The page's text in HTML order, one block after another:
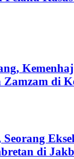
Kemenhaj
di
Seorang
di